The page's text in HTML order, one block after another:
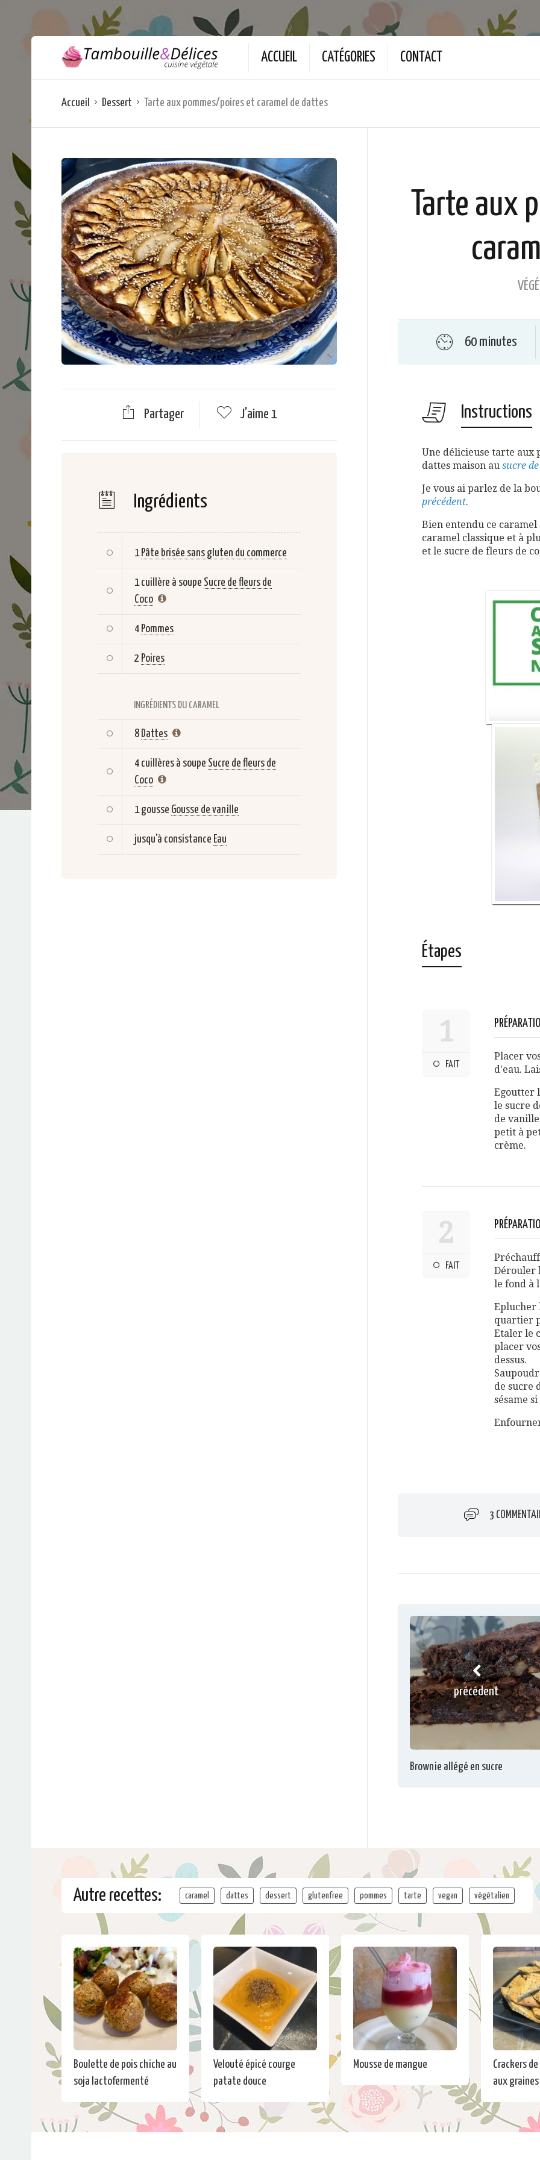
ACCUEIL CATÉGORIES CONTACT
Accueil Dessert Tarte aux pommes/poires et caramel de dattes
Partager J'aime 1
Ingrédients
1 Pâte brisée sans gluten du commerce
1 cuillère à soupe Sucre de fleurs de
Coco
4 Pommes
2 Poires
INGRÉDIENTS DU CARAMEL
8 Dattes
4 cuillères à soupe Sucre de fleurs de
Coco
1 gousse Gousse de vanille
jusqu'à consistance Eau
Tarte aux
60 minutes
Instructions
Une délicieuse tarte aux
dattes maison au sucre
Je vous ai parlez de la
précédent.
Bien entendu ce caramel
caramel classique et à
et le sucre de fleurs de
Étapes
1
FAIT
Placer
d'eau.
Egoutter
le sucre
de
petit à
crème.
2
FAIT
Dérouler
le fond à
Eplucher
quartier
Etaler le
placer
dessus.
de sucre
sésame
3
précédent
Brownie allégé en sucre
Autre recettes: caramel dattes dessert glutenfree pommes tarte vegan végétalien
Boulette de pois chiche au
soja lactofermenté
Velouté épicé courge
patate douce
Mousse de mangue
Crackers
aux graines